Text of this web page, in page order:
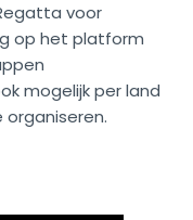
voor
op het platform
mogelijk per land